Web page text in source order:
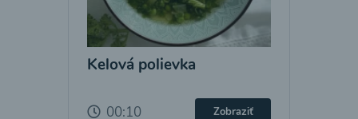
Kelová polievka
00:10 Zobraziť